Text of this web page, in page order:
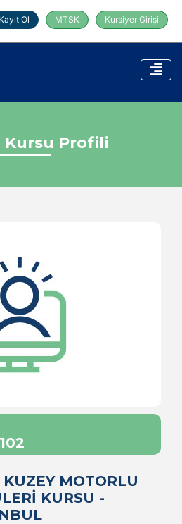
Ol MTSK Kursiyer Girişi
Kursu Profili
MOTORLU
KURSU -